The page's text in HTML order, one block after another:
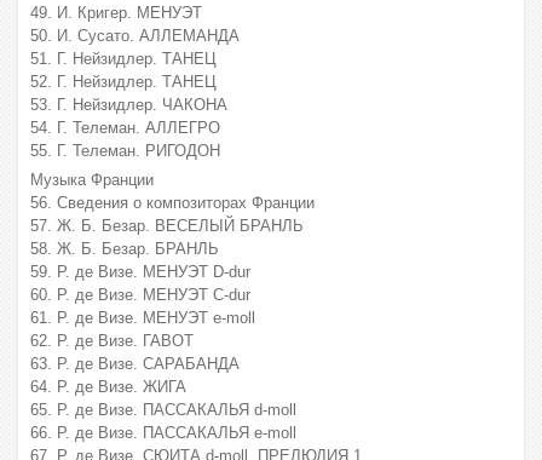
49. И. Кригер. МЕНУЭТ
50. И. Сусато. АЛЛЕМАНДА
51. Г. Нейзидлер. ТАНЕЦ
52. Г. Нейзидлер. ТАНЕЦ
53. Г. Нейзидлер. ЧАКОНА
54. Г. Телеман. АЛЛЕГРО
55. Г. Телеман. РИГОДОН
Музыка Франции
56. Сведения о композиторах Франции
57. Ж. Б. Безар. ВЕСЕЛЫЙ БРАНЛЬ
58. Ж. Б. Безар. БРАНЛЬ
59. Р. де Визе. МЕНУЭТ D-dur
60. Р. де Визе. МЕНУЭТ С-dur
61. Р. де Визе. МЕНУЭТ е-moll
62. Р. де Визе. ГАВОТ
63. Р. де Визе. САРАБАНДА
64. Р. де Визе. ЖИГА
65. Р. де Визе. ПАССАКАЛЬЯ d-moll
66. Р. де Визе. ПАССАКАЛЬЯ е-moll
67. Р. де Визе. СЮИТА d-moll. ПРЕЛЮДИЯ 1